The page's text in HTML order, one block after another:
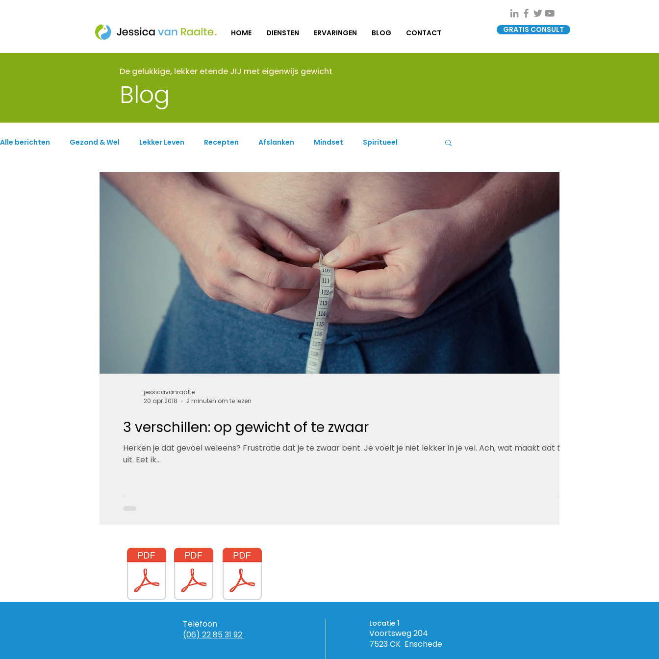
HOME DIENSTEN ERVARINGEN BLOG CONTACT GRATIS CONSULT
De gelukkige, lekker etende JIJ met eigenwijs gewicht
Blog
Alle berichten Gezond & Wel Lekker Leven Recepten Afslanken Mindset Spiritueel
3 verschillen: op gewicht of te zwaar
Herken je dat gevoel weleens? Frustratie dat je te zwaar bent. Je voelt je niet lekker in je vel. Ach, wat maakt dat toch
uit. Eet ik...
jessicavanraalte
20 apr 2018
2 minuten om te lezen
Telefoon
(06) 22 85 31 92
Locatie 1
Voortsweg 204
7523 CK Enschede